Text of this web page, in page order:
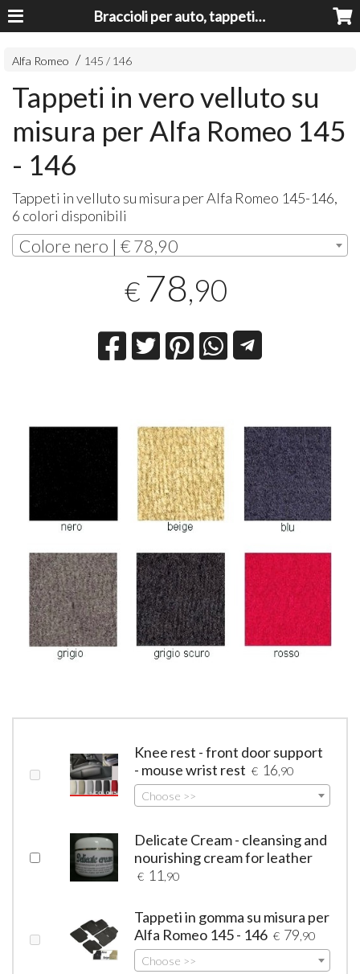
Braccioli per auto, tappeti auto, accessori auto MADE IN ITALY - Armrests, Mittelarmlehnen, Accoundoirs
Alfa Romeo 145 / 146
Tappeti in vero velluto su
misura per Alfa Romeo 145
- 146
Tappeti in velluto su misura per Alfa Romeo 145-146,
6 colori disponibili
Colore nero | € 78,90
€ 78,90
Knee rest - front door support
- mouse wrist rest € 16 ,90
Choose >>
Delicate Cream - cleansing and
nourishing cream for leather
€ 11 ,90
Tappeti in gomma su misura per
Alfa Romeo 145 - 146 € 79 ,90
Choose >>